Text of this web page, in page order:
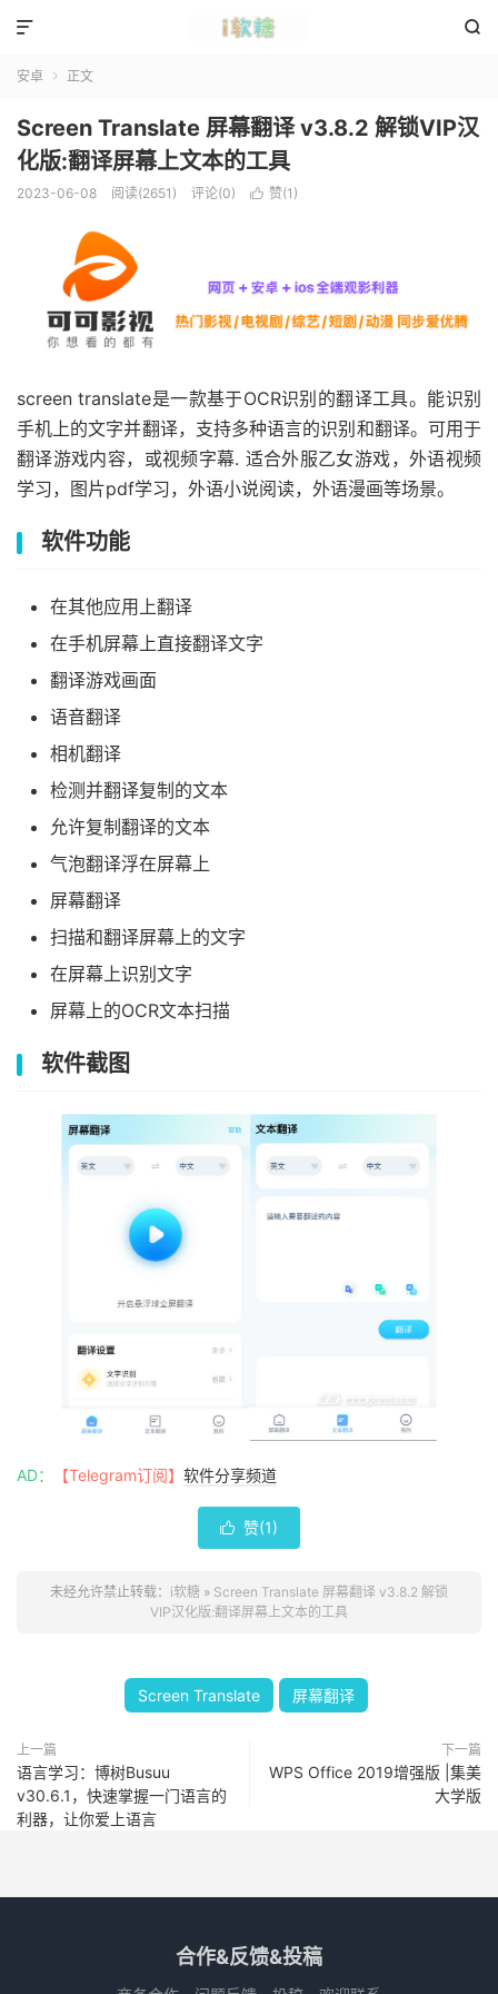


安卓  正文
Screen Translate 屏幕翻译 v3.8.2 解锁VIP汉
化版:翻译屏幕上文本的工具
2023-06-08 阅读(2651) 评论(0)  赞(1 )
screen translate是一款基于OCR识别的翻译工具。能识别
手机上的文字并翻译，支持多种语言的识别和翻译。可用于
翻译游戏内容，或视频字幕. 适合外服乙女游戏，外语视频
学习，图片pdf学习，外语小说阅读，外语漫画等场景。
软件功能
在其他应用上翻译
在手机屏幕上直接翻译文字
翻译游戏画面
语音翻译
相机翻译
检测并翻译复制的文本
允许复制翻译的文本
气泡翻译浮在屏幕上
屏幕翻译
扫描和翻译屏幕上的文字
在屏幕上识别文字
屏幕上的OCR文本扫描
软件截图
AD： 【Telegram订阅】 软件分享频道
 赞(1)
未经允许禁止转载： i软糖 » Screen Translate 屏幕翻译 v3.8.2 解锁
VIP汉化版:翻译屏幕上文本的工具
Screen Translate 屏幕翻译
上一篇
语言学习：博树Busuu
v30.6.1，快速掌握一门语言的
利器，让你爱上语言
下一篇
WPS Office 2019增强版 |集美
大学版
合作&反馈&投稿